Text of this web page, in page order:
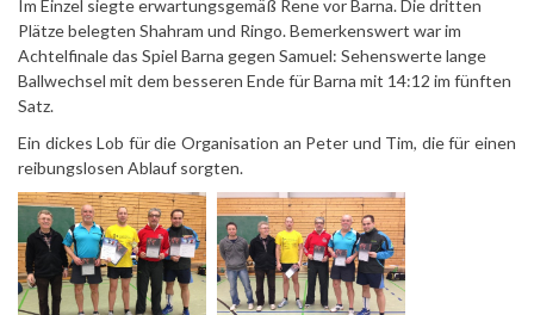
Im Einzel siegte erwartungsgemäß Rene vor Barna. Die dritten
Plätze belegten Shahram und Ringo. Bemerkenswert war im
Achtelfinale das Spiel Barna gegen Samuel: Sehenswerte lange
Ballwechsel mit dem besseren Ende für Barna mit 14:12 im fünften
Satz.
Ein dickes Lob für die Organisation an Peter und Tim, die für einen
reibungslosen Ablauf sorgten.